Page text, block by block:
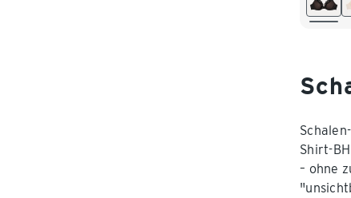
Shirt-
– ohne